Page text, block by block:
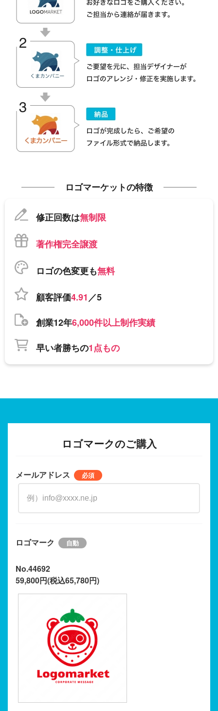
ロゴマーケットの特徴
修正回数は無制限
著作権完全譲渡
ロゴの色変更も無料
顧客評価4.91／5
創業12年6,000件以上制作実績
早い者勝ちの1点もの
ロゴマークのご購入
メールアドレス
ロゴマーク
No.44692
59,800円(税込65,780円)